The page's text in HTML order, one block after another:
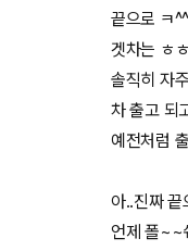
끝으로 ㅋ
겟차는 ㅎ
솔직히 자
차 출고 되
예전처럼
아..진짜 끝
언제 폴~~